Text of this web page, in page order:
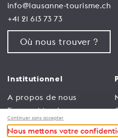
info@lausanne-tourisme.ch
+41 21 613 73 73
Où nous trouver ?
Institutionnel
A propos de nous
Espace Membres
Emploi
Continuer sans accepter
Nous mettons votre